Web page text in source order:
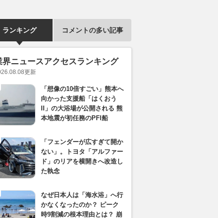
ランキング コメントの多い記事
界ニュースアクセスランキング
更新
「想像の10倍すごい」熊本へ
向かった支援船「はくおう
II」の大浴場が公開される 熊
本地震が初任務のPFI船
「フェンダーが広すぎて開か
ない」。トヨタ「アルファー
ド」のリアを横開きへ改造し
た執念
なぜ日本人は「海水浴」へ行
かなくなったのか？ ピーク
時9割減の根本理由とは？ 崩